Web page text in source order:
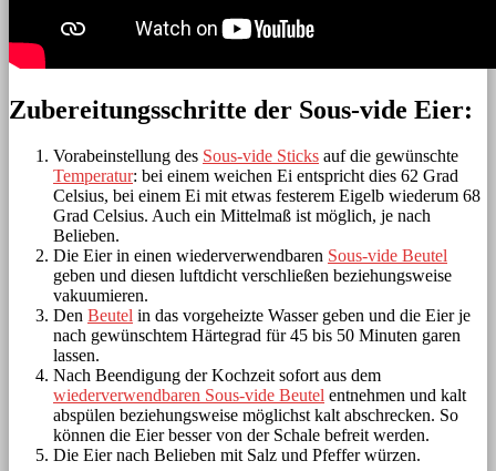
Zubereitungsschritte der Sous-vide Eier:
Vorabeinstellung des Sous-vide Sticks auf die gewünschte
Temperatur: bei einem weichen Ei entspricht dies 62 Grad
Celsius, bei einem Ei mit etwas festerem Eigelb wiederum 68
Grad Celsius. Auch ein Mittelmaß ist möglich, je nach
Belieben.
Die Eier in einen wiederverwendbaren Sous-vide Beutel
geben und diesen luftdicht verschließen beziehungsweise
vakuumieren.
Den Beutel in das vorgeheizte Wasser geben und die Eier je
nach gewünschtem Härtegrad für 45 bis 50 Minuten garen
lassen.
Nach Beendigung der Kochzeit sofort aus dem
wiederverwendbaren Sous-vide Beutel entnehmen und kalt
abspülen beziehungsweise möglichst kalt abschrecken. So
können die Eier besser von der Schale befreit werden.
Die Eier nach Belieben mit Salz und Pfeffer würzen.